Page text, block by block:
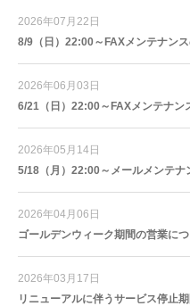
2026年07月22日
8/9（日）22:00～FAXメンテナン
2026年06月03日
6/21（日）22:00～FAXメンテナン
2026年05月14日
5/18（月）22:00～メールメンテナ
2026年04月06日
ゴールデンウィーク期間の営業に
2026年03月17日
リニューアルに伴うサービス停止